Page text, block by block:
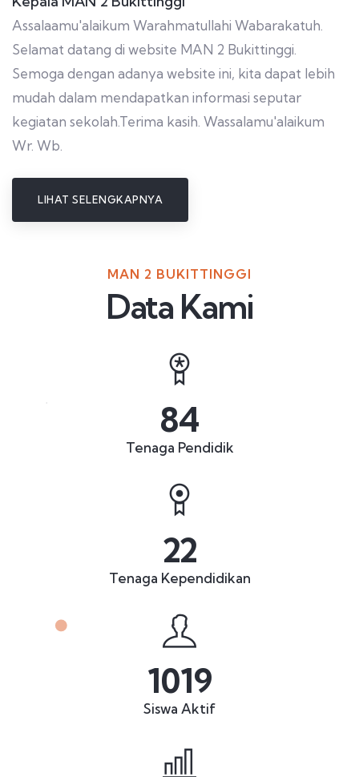
Assalaamu'alaikum Warahmatullahi Wabarakatuh.
Selamat datang di website MAN 2 Bukittinggi.
Semoga dengan adanya website ini, kita dapat lebih
mudah dalam mendapatkan informasi seputar
kegiatan sekolah.Terima kasih. Wassalamu'alaikum
Wr. Wb.
LIHAT SELENGKAPNYA
MAN 2 BUKITTINGGI
Data Kami
84
Tenaga Pendidik
22
Tenaga Kependidikan
1019
Siswa Aktif